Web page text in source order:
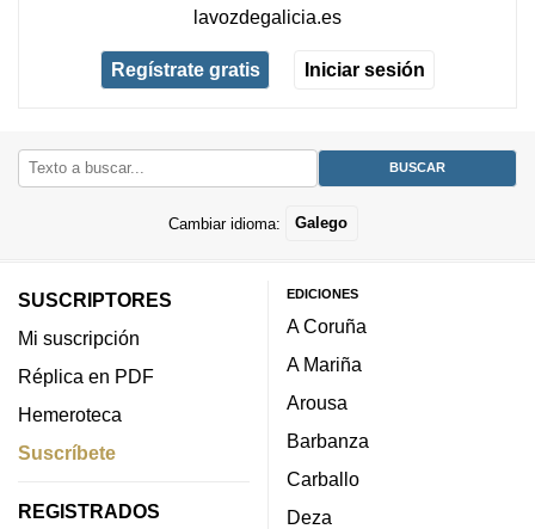
lavozdegalicia.es
Regístrate gratis Iniciar sesión
Cambiar idioma: Galego
SUSCRIPTORES
Mi suscripción
Réplica en PDF
Hemeroteca
Suscríbete
REGISTRADOS
EDICIONES
A Coruña
A Mariña
Arousa
Barbanza
Carballo
Deza